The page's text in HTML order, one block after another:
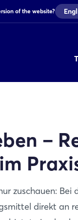
of the website?
–
zuschauen:
direkt an